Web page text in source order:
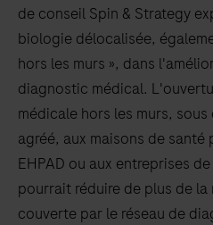
de conseil Spin & Strategy
biologie délocalisée,
hors les murs », dans
diagnostic médical.
médicale hors les murs,
agréé, aux maisons de
EHPAD ou aux entreprises
pourrait réduire de plus de
couverte par le réseau de